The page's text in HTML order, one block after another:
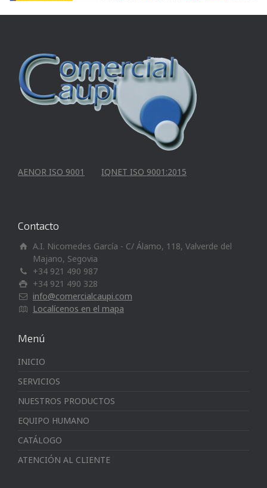
AENOR ISO 9001 IQNET ISO 9001:2015
Contacto
A.I. Nicomedes García - C/ Álamo, 118, Valverde del
Majano, Segovia
+34 921 490 987
+34 921 490 328
info@comercialcaupi.com
Localícenos en el mapa
Menú
INICIO
SERVICIOS
NUESTROS PRODUCTOS
EQUIPO HUMANO
CATÁLOGO
ATENCIÓN AL CLIENTE